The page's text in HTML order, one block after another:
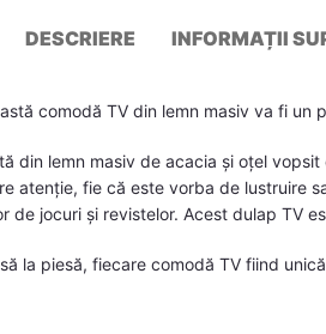
DESCRIERE INFORMAȚII
comodă TV din lemn masiv va fi un
din lemn masiv de acacia și oțel
atenție, fie că este vorba de lustruire
de jocuri și revistelor. Acest dulap TV
la piesă, fiecare comodă TV fiind